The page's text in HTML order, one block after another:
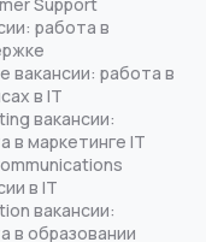
работа в
вакансии: работа в
в IT
вакансии:
в маркетинге IT
в IT
вакансии:
в образовании